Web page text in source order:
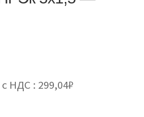
НДС : 299,04₽